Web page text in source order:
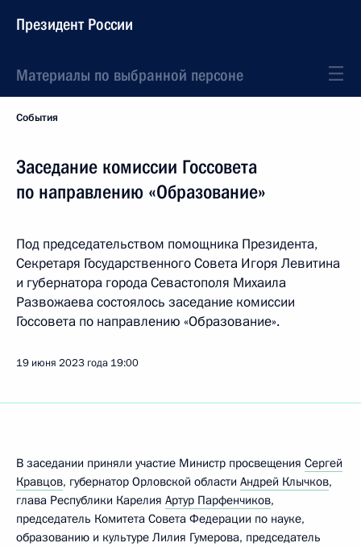
Президент России
Материалы по выбранной персоне
События
Заседание комиссии Госсовета
по направлению «Образование»
Под председательством помощника Президента,
Секретаря Государственного Совета Игоря Левитина
и губернатора города Севастополя Михаила
Развожаева состоялось заседание комиссии
Госсовета по направлению «Образование».
19 июня 2023 года 19:00
В заседании приняли участие Министр просвещения Сергей
Кравцов, губернатор Орловской области Андрей Клычков,
глава Республики Карелия Артур Парфенчиков,
председатель Комитета Совета Федерации по науке,
образованию и культуре Лилия Гумерова, председатель